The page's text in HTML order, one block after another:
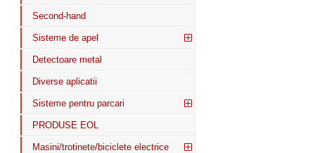
Second-hand
Sisteme de apel
Detectoare metal
Diverse aplicatii
Sisteme pentru parcari
PRODUSE EOL
Masini/trotinete/biciclete electrice